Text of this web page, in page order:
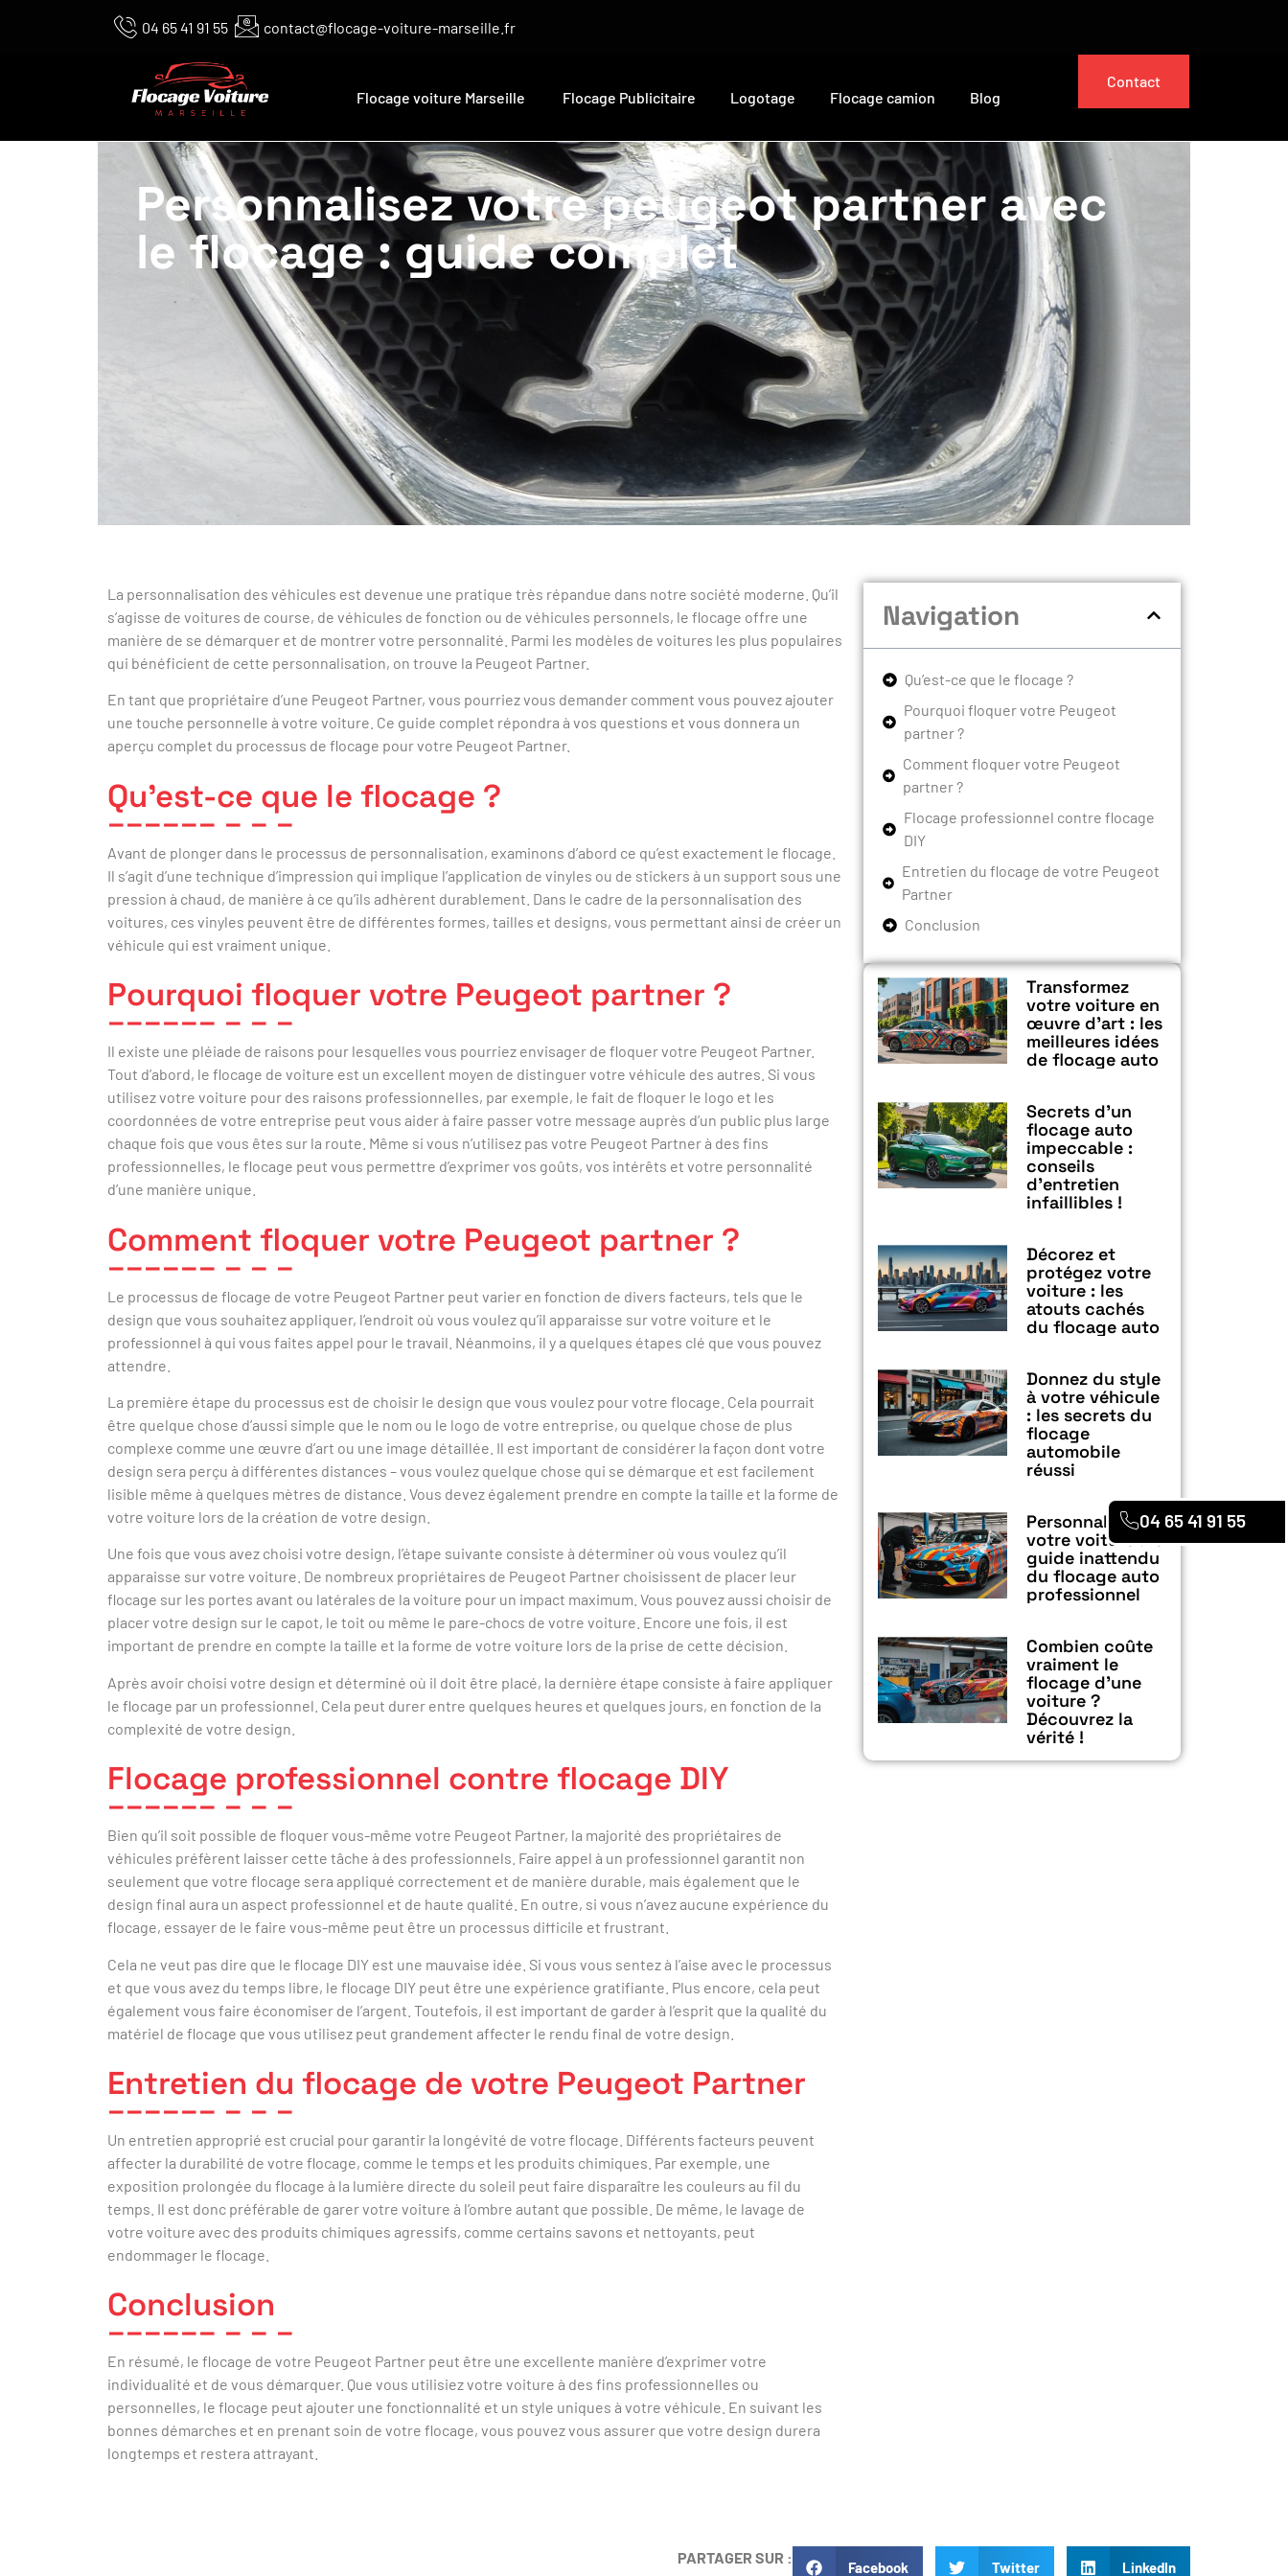
04 65 41 91 55 contact@flocage-voiture-marseille.fr
Flocage voiture Marseille Flocage Publicitaire Logotage Flocage camion Blog
Contact
Personnalisez votre peugeot partner avec
le flocage : guide complet
La personnalisation des véhicules est devenue une pratique très répandue dans notre société moderne. Qu’il
s’agisse de voitures de course, de véhicules de fonction ou de véhicules personnels, le flocage offre une
manière de se démarquer et de montrer votre personnalité. Parmi les modèles de voitures les plus populaires
qui bénéficient de cette personnalisation, on trouve la Peugeot Partner.
En tant que propriétaire d’une Peugeot Partner, vous pourriez vous demander comment vous pouvez ajouter
une touche personnelle à votre voiture. Ce guide complet répondra à vos questions et vous donnera un
aperçu complet du processus de flocage pour votre Peugeot Partner.
Qu’est-ce que le flocage ?
Avant de plonger dans le processus de personnalisation, examinons d’abord ce qu’est exactement le flocage.
Il s’agit d’une technique d’impression qui implique l’application de vinyles ou de stickers à un support sous une
pression à chaud, de manière à ce qu’ils adhèrent durablement. Dans le cadre de la personnalisation des
voitures, ces vinyles peuvent être de différentes formes, tailles et designs, vous permettant ainsi de créer un
véhicule qui est vraiment unique.
Pourquoi floquer votre Peugeot partner ?
Il existe une pléiade de raisons pour lesquelles vous pourriez envisager de floquer votre Peugeot Partner.
Tout d’abord, le flocage de voiture est un excellent moyen de distinguer votre véhicule des autres. Si vous
utilisez votre voiture pour des raisons professionnelles, par exemple, le fait de floquer le logo et les
coordonnées de votre entreprise peut vous aider à faire passer votre message auprès d’un public plus large
chaque fois que vous êtes sur la route. Même si vous n’utilisez pas votre Peugeot Partner à des fins
professionnelles, le flocage peut vous permettre d’exprimer vos goûts, vos intérêts et votre personnalité
d’une manière unique.
Comment floquer votre Peugeot partner ?
Le processus de flocage de votre Peugeot Partner peut varier en fonction de divers facteurs, tels que le
design que vous souhaitez appliquer, l’endroit où vous voulez qu’il apparaisse sur votre voiture et le
professionnel à qui vous faites appel pour le travail. Néanmoins, il y a quelques étapes clé que vous pouvez
attendre.
La première étape du processus est de choisir le design que vous voulez pour votre flocage. Cela pourrait
être quelque chose d’aussi simple que le nom ou le logo de votre entreprise, ou quelque chose de plus
complexe comme une œuvre d’art ou une image détaillée. Il est important de considérer la façon dont votre
design sera perçu à différentes distances – vous voulez quelque chose qui se démarque et est facilement
lisible même à quelques mètres de distance. Vous devez également prendre en compte la taille et la forme de
votre voiture lors de la création de votre design.
Une fois que vous avez choisi votre design, l’étape suivante consiste à déterminer où vous voulez qu’il
apparaisse sur votre voiture. De nombreux propriétaires de Peugeot Partner choisissent de placer leur
flocage sur les portes avant ou latérales de la voiture pour un impact maximum. Vous pouvez aussi choisir de
placer votre design sur le capot, le toit ou même le pare-chocs de votre voiture. Encore une fois, il est
important de prendre en compte la taille et la forme de votre voiture lors de la prise de cette décision.
Après avoir choisi votre design et déterminé où il doit être placé, la dernière étape consiste à faire appliquer
le flocage par un professionnel. Cela peut durer entre quelques heures et quelques jours, en fonction de la
complexité de votre design.
Flocage professionnel contre flocage DIY
Bien qu’il soit possible de floquer vous-même votre Peugeot Partner, la majorité des propriétaires de
véhicules préfèrent laisser cette tâche à des professionnels. Faire appel à un professionnel garantit non
seulement que votre flocage sera appliqué correctement et de manière durable, mais également que le
design final aura un aspect professionnel et de haute qualité. En outre, si vous n’avez aucune expérience du
flocage, essayer de le faire vous-même peut être un processus difficile et frustrant.
Cela ne veut pas dire que le flocage DIY est une mauvaise idée. Si vous vous sentez à l’aise avec le processus
et que vous avez du temps libre, le flocage DIY peut être une expérience gratifiante. Plus encore, cela peut
également vous faire économiser de l’argent. Toutefois, il est important de garder à l’esprit que la qualité du
matériel de flocage que vous utilisez peut grandement affecter le rendu final de votre design.
Entretien du flocage de votre Peugeot Partner
Un entretien approprié est crucial pour garantir la longévité de votre flocage. Différents facteurs peuvent
affecter la durabilité de votre flocage, comme le temps et les produits chimiques. Par exemple, une
exposition prolongée du flocage à la lumière directe du soleil peut faire disparaître les couleurs au fil du
temps. Il est donc préférable de garer votre voiture à l’ombre autant que possible. De même, le lavage de
votre voiture avec des produits chimiques agressifs, comme certains savons et nettoyants, peut
endommager le flocage.
Conclusion
En résumé, le flocage de votre Peugeot Partner peut être une excellente manière d’exprimer votre
individualité et de vous démarquer. Que vous utilisiez votre voiture à des fins professionnelles ou
personnelles, le flocage peut ajouter une fonctionnalité et un style uniques à votre véhicule. En suivant les
bonnes démarches et en prenant soin de votre flocage, vous pouvez vous assurer que votre design durera
longtemps et restera attrayant.
Navigation
Qu’est-ce que le flocage ?
Pourquoi floquer votre Peugeot
partner ?
Comment floquer votre Peugeot
partner ?
Flocage professionnel contre flocage
DIY
Entretien du flocage de votre Peugeot
Partner
Conclusion
Transformez
votre voiture en
œuvre d’art : les
meilleures idées
de flocage auto
Secrets d’un
flocage auto
impeccable :
conseils
d’entretien
infaillibles !
Décorez et
protégez votre
voiture : les
atouts cachés
du flocage auto
Donnez du style
à votre véhicule
: les secrets du
flocage
automobile
réussi
Personnalisez
votre voiture : le
guide inattendu
du flocage auto
professionnel
Combien coûte
vraiment le
flocage d’une
voiture ?
Découvrez la
vérité !
PARTAGER SUR :
Facebook Twitter LinkedIn
04 65 41 91 55